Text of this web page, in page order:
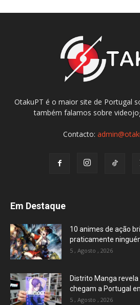
OtakuPT é o maior site de Portugal
também falamos sobre
Contacto:
Em Destaque
10 animes de ação
praticamente
5 , Agosto , 2026
Distrito Manga
chegam a Portugal
5 , Agosto , 2026